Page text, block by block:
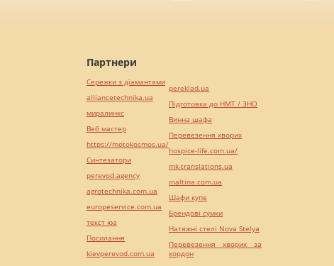
Партнери
Сережки з діамантами
alliancetechnika.ua
миралинкс
Веб мастер
https://motokosmos.ua/
Синтезатори
perevod.agency
agrotechnika.com.ua
europeservice.com.ua
текст юа
Посилання
kievperevod.com.ua
pereklad.ua
Підготовка до НМТ / ЗНО
Винна шафа
Перевезення хворих
hospice-life.com.ua/
mk-translations.ua
maltina.com.ua
Шафи купе
Брендові сумки
Натяжні стелі Nova Stelya
Перевезення хворих за
кордон